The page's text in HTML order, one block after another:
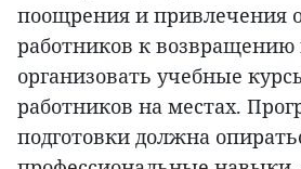
поощрения и привлечения
работников к возвращению
организовать учебные
работников на местах.
подготовки должна